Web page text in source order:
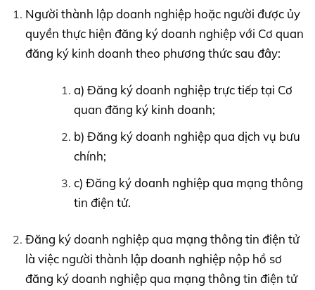
Người thành lập doanh nghiệp hoặc người được ủy
quyền thực hiện đăng ký doanh nghiệp với Cơ quan
đăng ký kinh doanh theo phương thức sau đây:
a) Đăng ký doanh nghiệp trực tiếp tại Cơ
quan đăng ký kinh doanh;
b) Đăng ký doanh nghiệp qua dịch vụ bưu
chính;
c) Đăng ký doanh nghiệp qua mạng thông
tin điện tử.
Đăng ký doanh nghiệp qua mạng thông tin điện tử
là việc người thành lập doanh nghiệp nộp hồ sơ
đăng ký doanh nghiệp qua mạng thông tin điện tử